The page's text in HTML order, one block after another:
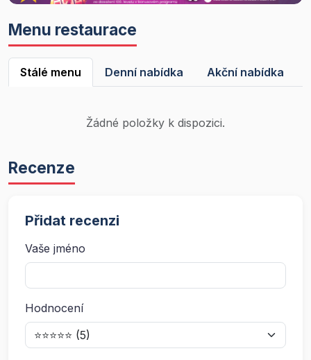
Menu restaurace
Stálé menu Denní nabídka Akční nabídka
Žádné položky k dispozici.
Recenze
Přidat recenzi
Vaše jméno
Hodnocení